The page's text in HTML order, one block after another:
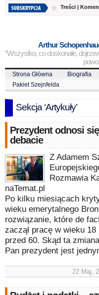
Treści |
Arthur
“Wszystko, co doskonałe,
Strona Główna Biografia
Pakiet Szejnfelda
Sekcja ‘Artykuły’
Prezydent odnosi
debacie
Z Adamem
Rozmawia
naTemat.pl
Po kilku miesiącach
wieku emerytalnego
rozwiązanie, które de
zaczął pracę w wieku
przed 60. Skąd ta
Pan prezydent jest
22 Maj,